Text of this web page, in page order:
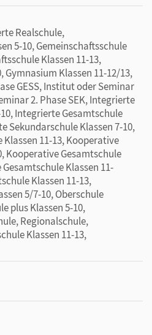
Realschule,
5-10, Gemeinschaftsschule
Klassen 11-13,
Gymnasium Klassen 11-12/13,
GESS, Institut oder Seminar
2. Phase SEK, Integrierte
Integrierte Gesamtschule
Sekundarschule Klassen 7-10,
11-13, Kooperative
Kooperative Gesamtschule
Klassen 11-
Klassen 11-13,
5/7-10, Oberschule
plus Klassen 5-10,
Regionalschule,
Klassen 11-13,